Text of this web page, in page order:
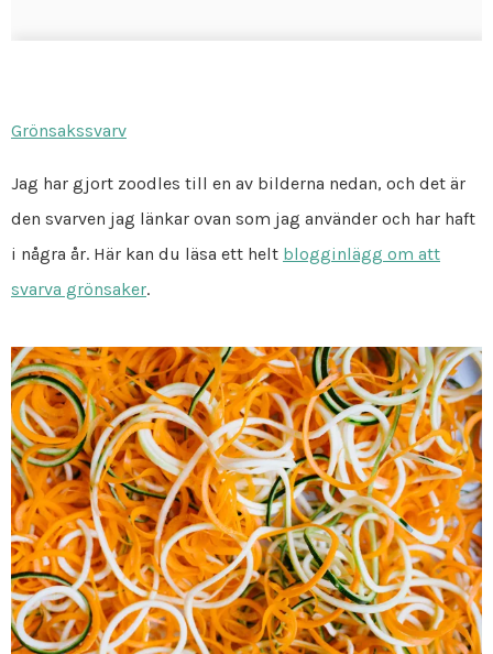
Grönsakssvarv
Jag har gjort zoodles till en av bilderna nedan, och det är
den svarven jag länkar ovan som jag använder och har haft
i några år. Här kan du läsa ett helt blogginlägg om att
svarva grönsaker.